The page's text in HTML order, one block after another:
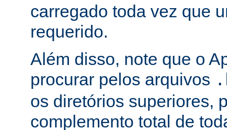
carregado toda vez que
requerido.
Além disso, note que o
procurar pelos arquivos
os diretórios superiores,
complemento total de